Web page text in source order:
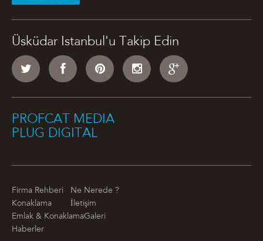
Üsküdar Istanbul'u Takip Edin
PROFCAT MEDIA
PLUG DIGITAL
Firma Rehberi
Ne Nerede ?
Konaklama
İletişim
Emlak & KonaklamaGaleri
Haberler